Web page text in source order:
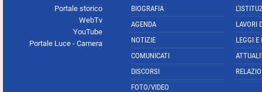
Portale storico
WebTv
YouTube
Portale Luce - Camera
BIOGRAFIA
AGENDA
NOTIZIE
COMUNICATI
DISCORSI
FOTO/VIDEO
LAVORI
LEGGI E